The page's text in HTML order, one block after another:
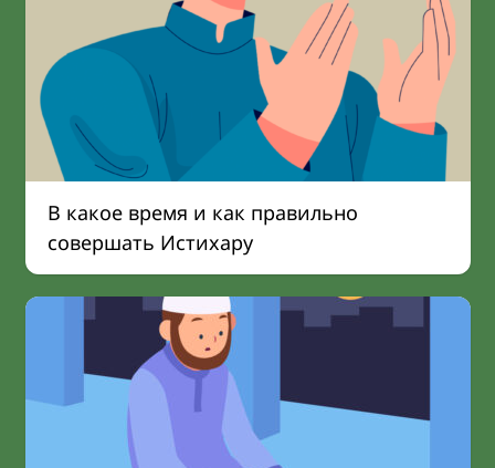
В какое время и как правильно
совершать Истихару